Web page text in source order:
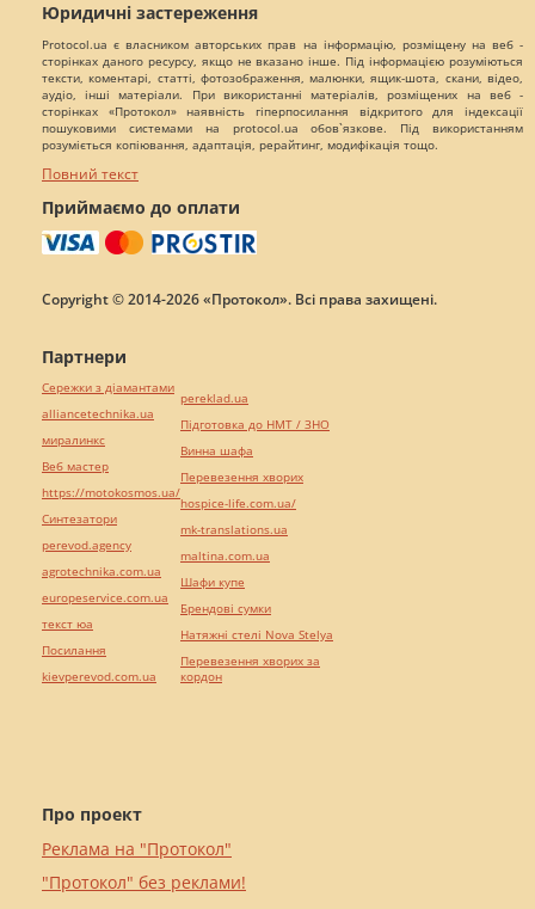
Юридичні застереження
Protocol.ua є власником авторських прав на інформацію, розміщену на веб -
сторінках даного ресурсу, якщо не вказано інше. Під інформацією розуміються
тексти, коментарі, статті, фотозображення, малюнки, ящик-шота, скани, відео,
аудіо, інші матеріали. При використанні матеріалів, розміщених на веб -
сторінках «Протокол» наявність гіперпосилання відкритого для індексації
пошуковими системами на protocol.ua обов`язкове. Під використанням
розуміється копіювання, адаптація, рерайтинг, модифікація тощо.
Повний текст
Приймаємо до оплати
Copyright © 2014-2026 «Протокол». Всі права захищені.
Про проект
Реклама на "Протокол"
"Протокол" без реклами!
Партнери
Сережки з діамантами
alliancetechnika.ua
миралинкс
Веб мастер
https://motokosmos.ua/
Синтезатори
perevod.agency
agrotechnika.com.ua
europeservice.com.ua
текст юа
Посилання
kievperevod.com.ua
pereklad.ua
Підготовка до НМТ / ЗНО
Винна шафа
Перевезення хворих
hospice-life.com.ua/
mk-translations.ua
maltina.com.ua
Шафи купе
Брендові сумки
Натяжні стелі Nova Stelya
Перевезення хворих за
кордон